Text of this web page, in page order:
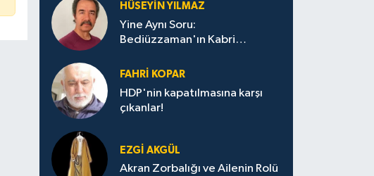
HÜSEYIN YILMAZ
Yine Aynı Soru:
Bediüzzaman'ın Kabri
FAHRI KOPAR
HDP'nin kapatılmasına karşı
çıkanlar!
EZGI AKGÜL
Akran Zorbalığı ve Ailenin Rolü